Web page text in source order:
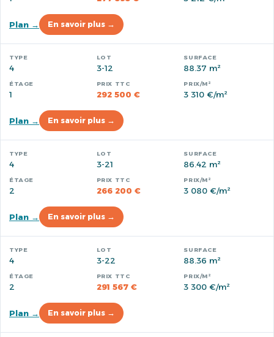
Plan → En savoir plus →
4 3-12 88.37 m²
1 292 500 € 3 310 €/m²
Plan → En savoir plus →
4 3-21 86.42 m²
2 266 200 € 3 080 €/m²
Plan → En savoir plus →
4 3-22 88.36 m²
2 291 567 € 3 300 €/m²
Plan → En savoir plus →